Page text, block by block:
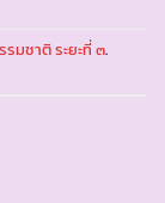
มชาติ ระยะที่ ๓.